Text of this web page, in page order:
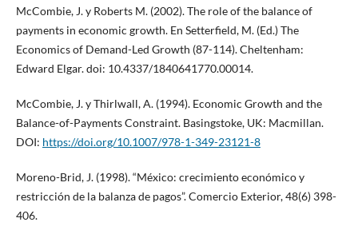
McCombie, J. y Roberts M. (2002). The role of the balance of
payments in economic growth. En Setterfield, M. (Ed.) The
Economics of Demand-Led Growth (87-114). Cheltenham:
Edward Elgar. doi: 10.4337/1840641770.00014.
McCombie, J. y Thirlwall, A. (1994). Economic Growth and the
Balance-of-Payments Constraint. Basingstoke, UK: Macmillan.
DOI: https://doi.org/10.1007/978-1-349-23121-8
Moreno-Brid, J. (1998). “México: crecimiento económico y
restricción de la balanza de pagos”. Comercio Exterior, 48(6) 398-
406.